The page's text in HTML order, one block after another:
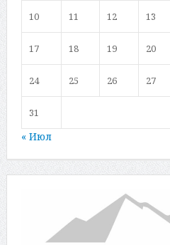
10 11 12 13
17 18 19 20
24 25 26 27
31
« Июл